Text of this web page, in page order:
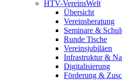
HTV-VereinsWelt
Übersicht
Vereinsberatung
Seminare &
Runde Tische
Vereinsjubiläen
Infrastruktur &
Digitalisierung
Förderung &